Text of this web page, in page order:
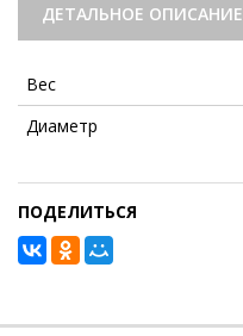
ДЕТАЛЬНОЕ ОПИСАНИЕ
Вес
Диаметр
ПОДЕЛИТЬСЯ